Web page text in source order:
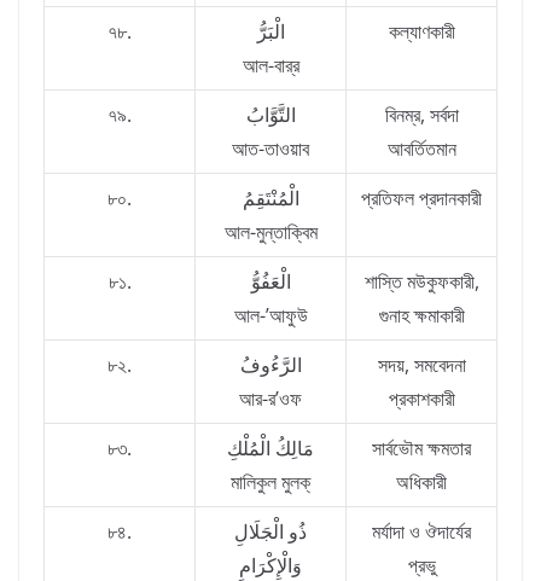
৭৮.
الْبَرُّ
আল-বার্‌র
কল্যাণকারী
৭৯.
التَّوَّابُ
আত-তাওয়াব
বিনম্র, সর্বদা
আবর্তিতমান
৮০.
الْمُنْتَقِمُ
আল-মুন্‌তাক্বিম
প্রতিফল প্রদানকারী
৮১.
الْعَفُوُّ
আল-’আফুউ
শাস্তি মউকুফকারী,
গুনাহ ক্ষমাকারী
৮২.
الرَّءُوفُ
আর-র’ওফ
সদয়, সমবেদনা
প্রকাশকারী
৮৩.
مَالِكُ الْمُلْكِ
মালিকুল মুলক্‌
সার্বভৌম ক্ষমতার
অধিকারী
৮৪.
ذُو الْجَلَالِ
وَالْإِكْرَامِ
মর্যাদা ও ঔদার্যের
প্রভু